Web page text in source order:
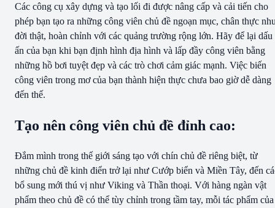
Các công cụ xây dựng và tạo lối đi được nâng cấp và cải tiến cho
phép bạn tạo ra những công viên chủ đề ngoạn mục, chân thực
đời thật, hoàn chỉnh với các quảng trường rộng lớn. Hãy để lại dấu
ấn của bạn khi bạn định hình địa hình và lấp đầy công viên bằng
những hồ bơi tuyệt đẹp và các trò chơi cảm giác mạnh. Việc biến
công viên trong mơ của bạn thành hiện thực chưa bao giờ dễ dàng
đến thế.
Tạo nên công viên chủ đề đỉnh cao:
Đắm mình trong thế giới sáng tạo với chín chủ đề riêng biệt, từ
những chủ đề kinh điển trở lại như Cướp biển và Miền Tây, đến
bổ sung mới thú vị như Viking và Thần thoại. Với hàng ngàn vật
phẩm theo chủ đề có thể tùy chỉnh trong tầm tay, mỗi tác phẩm của